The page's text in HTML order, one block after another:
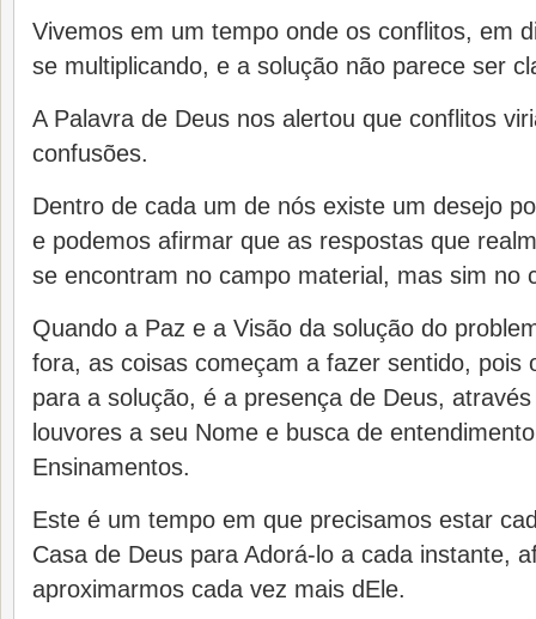
Vivemos em um tempo onde os conflitos, em
se multiplicando, e a solução não parece ser
A Palavra de Deus nos alertou que conflitos
confusões.
Dentro de cada um de nós existe um desejo
e podemos afirmar que as respostas que
se encontram no campo material, mas sim no
Quando a Paz e a Visão da solução do
fora, as coisas começam a fazer sentido, pois
para a solução, é a presença de Deus,
louvores a seu Nome e busca de
Ensinamentos.
Este é um tempo em que precisamos estar
Casa de Deus para Adorá-lo a cada instante,
aproximarmos cada vez mais dEle.